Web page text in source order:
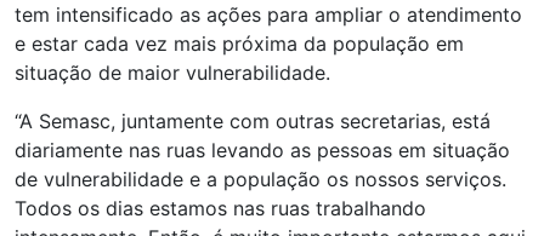
tem intensificado as ações para ampliar o atendimento
e estar cada vez mais próxima da população em
situação de maior vulnerabilidade.
“A Semasc, juntamente com outras secretarias, está
diariamente nas ruas levando as pessoas em situação
de vulnerabilidade e a população os nossos serviços.
Todos os dias estamos nas ruas trabalhando